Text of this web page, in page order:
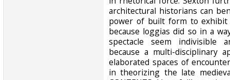
architectural historians can
power of built form to
because loggias did so in a
spectacle seem indivisible
because a multi-disciplinary
elaborated spaces of
in theorizing the late